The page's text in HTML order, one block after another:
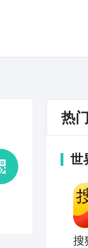
热
世
搜